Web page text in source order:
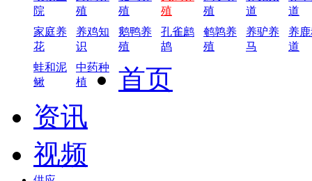
院
殖
殖
殖
殖
道
道
家庭养
花
养鸡知
识
鹅鸭养
殖
孔雀鹧
鸪
鹌鹑养
殖
养驴养
马
养
道
蛙和泥
鳅
中药种
植
首页
资讯
视频